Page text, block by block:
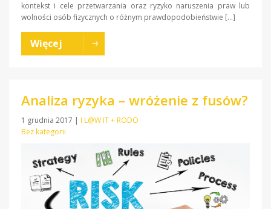
kontekst i cele przetwarzania oraz ryzyko naruszenia praw lub
wolności osób fizycznych o różnym prawdopodobieństwie […]
Więcej
Analiza ryzyka – wróżenie z fusów?
1 grudnia 2017 | I L@W IT + RODO
Bez kategorii